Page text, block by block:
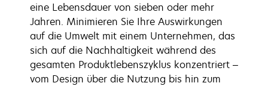
eine Lebensdauer von sieben oder mehr
Jahren. Minimieren Sie Ihre Auswirkungen
auf die Umwelt mit einem Unternehmen, das
sich auf die Nachhaltigkeit während des
gesamten Produktlebenszyklus konzentriert –
vom Design über die Nutzung bis hin zum